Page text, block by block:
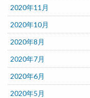
2020年11月
2020年10月
2020年8月
2020年7月
2020年6月
2020年5月